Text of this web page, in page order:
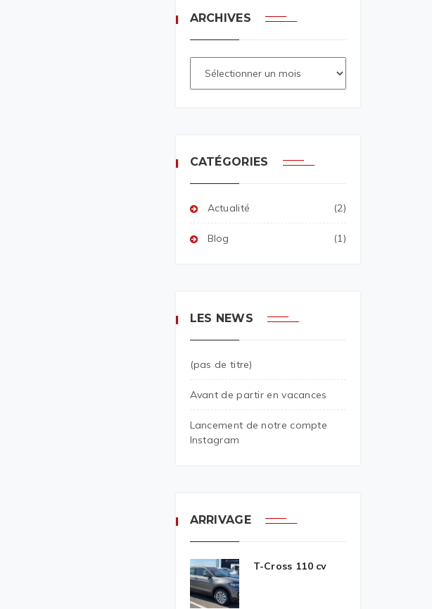
ARCHIVES
CATÉGORIES
Actualité (2)
Blog (1)
LES NEWS
(pas de titre)
Avant de partir en vacances
Lancement de notre compte
Instagram
ARRIVAGE
T-Cross 110 cv